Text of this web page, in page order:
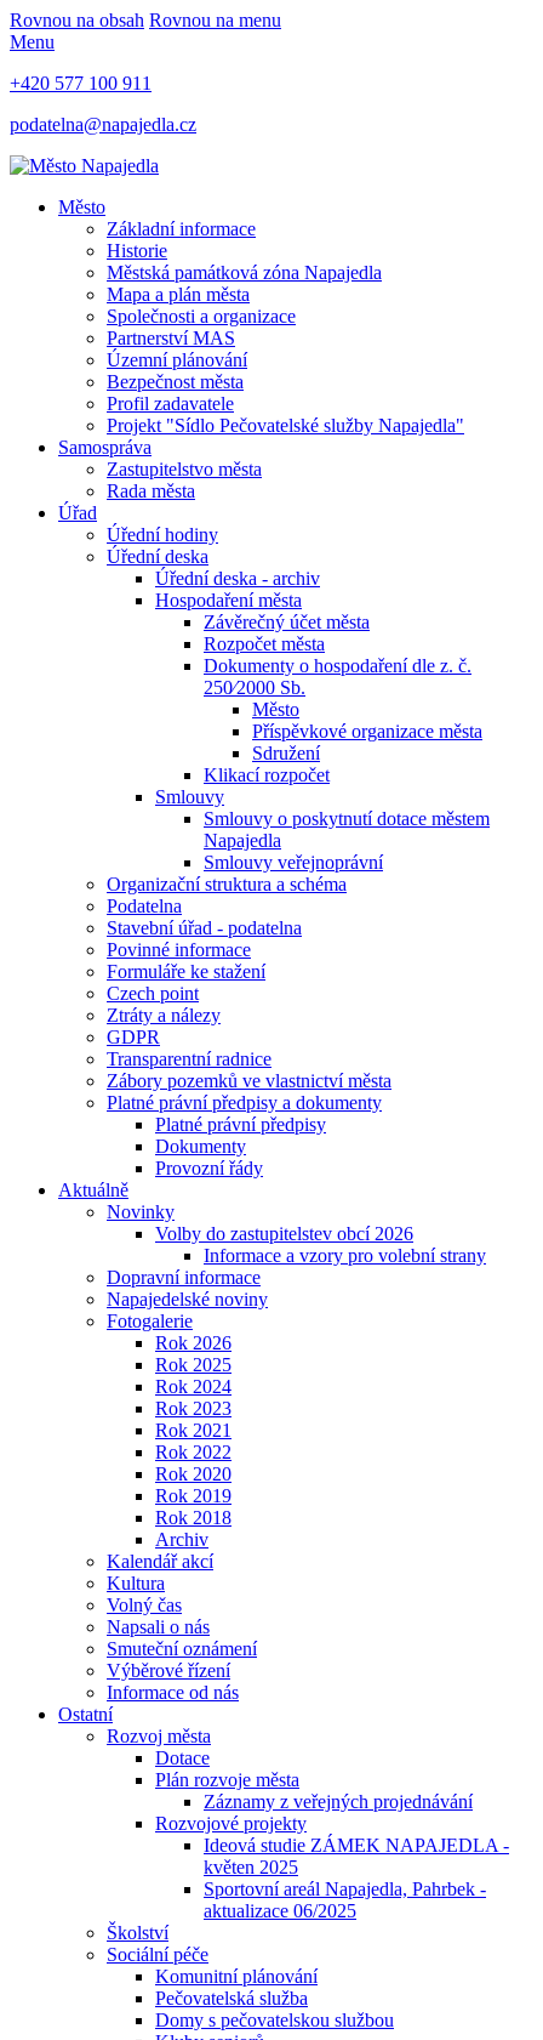
Rovnou na obsah Rovnou na menu
Menu
+420 577 100 911
podatelna@napajedla.cz
Město
Základní informace
Historie
Městská památková zóna Napajedla
Mapa a plán města
Společnosti a organizace
Partnerství MAS
Územní plánování
Bezpečnost města
Profil zadavatele
Projekt "Sídlo Pečovatelské služby Napajedla"
Samospráva
Zastupitelstvo města
Rada města
Úřad
Úřední hodiny
Úřední deska
Úřední deska - archiv
Hospodaření města
Závěrečný účet města
Rozpočet města
Dokumenty o hospodaření dle z. č.
250⁄2000 Sb.
Město
Příspěvkové organizace města
Sdružení
Klikací rozpočet
Smlouvy
Smlouvy o poskytnutí dotace městem
Napajedla
Smlouvy veřejnoprávní
Organizační struktura a schéma
Podatelna
Stavební úřad - podatelna
Povinné informace
Formuláře ke stažení
Czech point
Ztráty a nálezy
GDPR
Transparentní radnice
Zábory pozemků ve vlastnictví města
Platné právní předpisy a dokumenty
Platné právní předpisy
Dokumenty
Provozní řády
Aktuálně
Novinky
Volby do zastupitelstev obcí 2026
Informace a vzory pro volební strany
Dopravní informace
Napajedelské noviny
Fotogalerie
Rok 2026
Rok 2025
Rok 2024
Rok 2023
Rok 2021
Rok 2022
Rok 2020
Rok 2019
Rok 2018
Archiv
Kalendář akcí
Kultura
Volný čas
Napsali o nás
Smuteční oznámení
Výběrové řízení
Informace od nás
Ostatní
Rozvoj města
Dotace
Plán rozvoje města
Záznamy z veřejných projednávání
Rozvojové projekty
Ideová studie ZÁMEK NAPAJEDLA -
květen 2025
Sportovní areál Napajedla, Pahrbek -
aktualizace 06/2025
Školství
Sociální péče
Komunitní plánování
Pečovatelská služba
Domy s pečovatelskou službou